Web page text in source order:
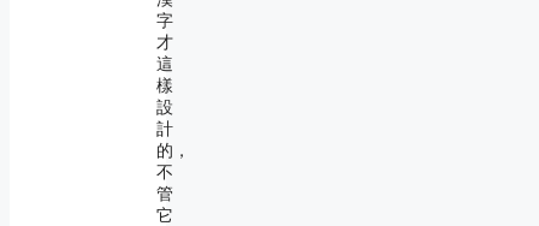
字
才
這
樣
設
計
的，
不
管
它